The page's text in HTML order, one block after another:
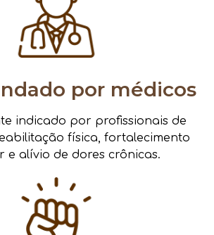
por médicos
indicado por profissionais de
física, fortalecimento
e alívio de dores crônicas.